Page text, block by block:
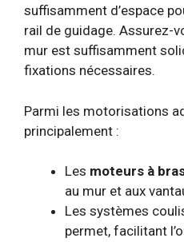
suffisamment d’espace
rail de guidage. Assurez-
mur est suffisamment
fixations nécessaires.
Parmi les motorisations
principalement :
Les moteurs à
au mur et aux
Les systèmes
permet, facilitant